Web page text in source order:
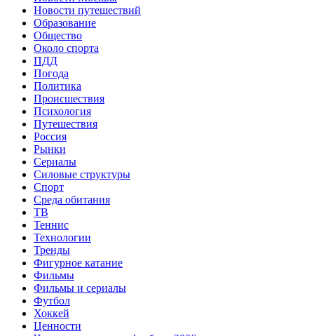
Новости путешествий
Образование
Общество
Около спорта
ПДД
Погода
Политика
Происшествия
Психология
Путешествия
Россия
Рынки
Сериалы
Силовые структуры
Спорт
Среда обитания
ТВ
Теннис
Технологии
Тренды
Фигурное катание
Фильмы
Фильмы и сериалы
Футбол
Хоккей
Ценности